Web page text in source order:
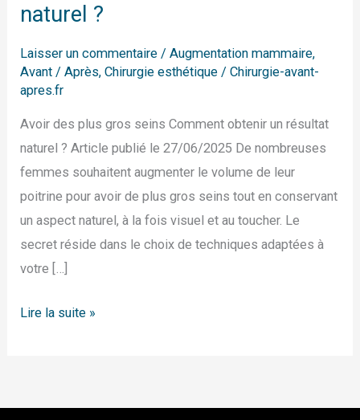
naturel ?
Laisser un commentaire /Augmentation mammaire,
Avant / Après,Chirurgie esthétique /Chirurgie-avant-
apres.fr
Avoir des plus gros seins Comment obtenir un résultat
naturel ? Article publié le 27/06/2025 De nombreuses
femmes souhaitent augmenter le volume de leur
poitrine pour avoir de plus gros seins tout en conservant
un aspect naturel, à la fois visuel et au toucher. Le
secret réside dans le choix de techniques adaptées à
votre […]
Lire la suite »